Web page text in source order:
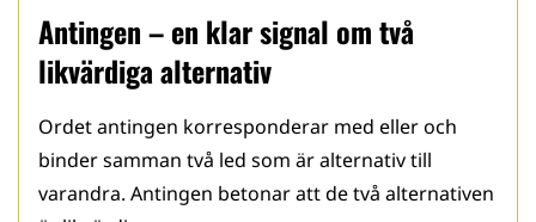
Antingen – en klar signal om två
likvärdiga alternativ
Ordet antingen korresponderar med eller och
binder samman två led som är alternativ till
varandra. Antingen betonar att de två alternativen